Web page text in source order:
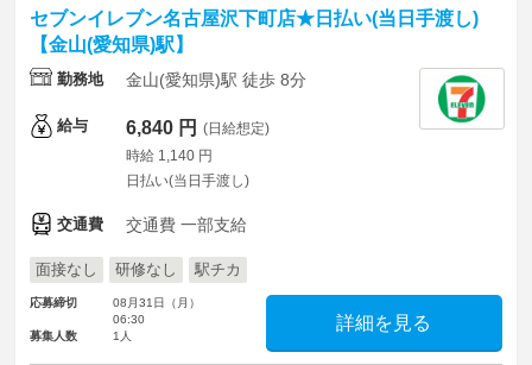
セブンイレブン名古屋沢下町店★日払い(当日手渡し)
【金山(愛知県)駅】
勤務地 金山(愛知県)駅 徒歩 8分
給与 6,840 円 (日給想定)
時給 1,140 円
日払い(当日手渡し)
交通費 交通費 一部支給
面接なし 研修なし 駅チカ
応募締切
08月31日（月）
06:30
募集人数
1人
詳細を見る